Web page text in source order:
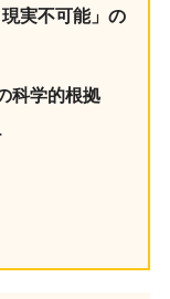
実不可能」の
科学的根拠